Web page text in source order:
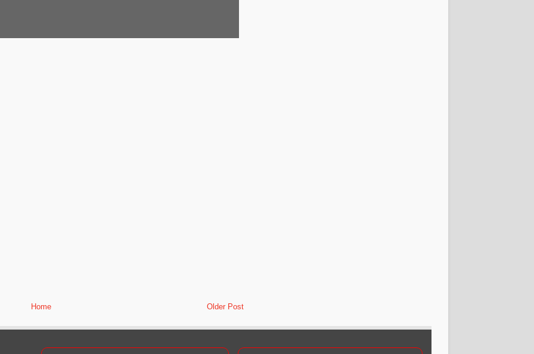
Older Post
Home